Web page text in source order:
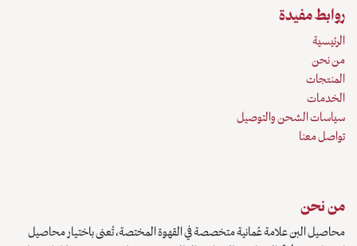
روابط مفيدة
الرئيسية
من نحن
المنتجات
الخدمات
سياسات الشحن والتوصيل
تواصل معنا
من نحن
محاصيل البن علامة عُمانية متخصصة في القهوة المختصة، تُعنى باختيار محاصيل